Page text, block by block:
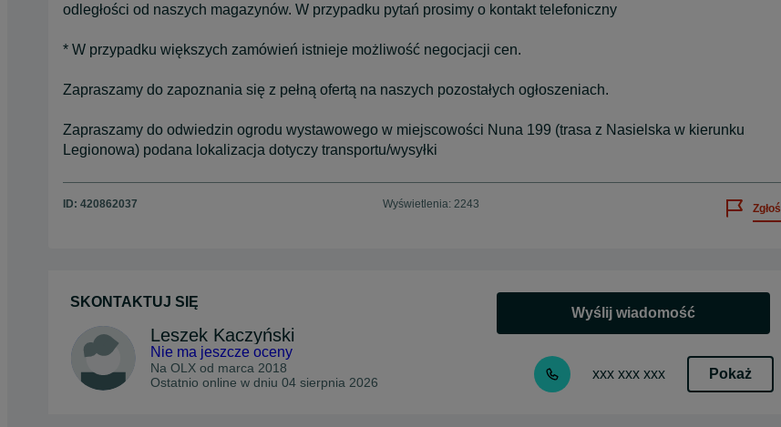
odległości od naszych magazynów. W przypadku pytań prosimy o kontakt telefoniczny
* W przypadku większych zamówień istnieje możliwość negocjacji cen.
Zapraszamy do zapoznania się z pełną ofertą na naszych pozostałych ogłoszeniach.
Zapraszamy do odwiedzin ogrodu wystawowego w miejscowości Nuna 199 (trasa z Nasielska w kierunku
Legionowa) podana lokalizacja dotyczy transportu/wysyłki
ID: 420862037 Wyświetlenia: 2243 Zgłoś
SKONTAKTUJ SIĘ
Leszek Kaczyński
Nie ma jeszcze oceny
Na OLX od marca 2018
Ostatnio online w dniu 04 sierpnia 2026
Wyślij wiadomość
xxx xxx xxx Pokaż